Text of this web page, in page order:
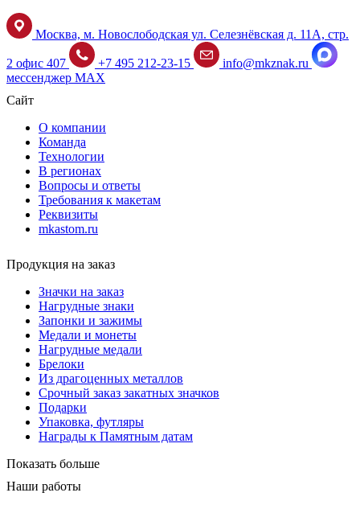
Москва, м. Новослободская ул. Селезнёвская д. 11А, стр.
2 офис 407 +7 495 212-23-15
info@mkznak.ru
мессенджер MAX
Сайт
О компании
Команда
Технологии
В регионах
Вопросы и ответы
Требования к макетам
Реквизиты
mkastom.ru
Продукция на заказ
Значки на заказ
Нагрудные знаки
Запонки и зажимы
Медали и монеты
Нагрудные медали
Брелоки
Из драгоценных металлов
Срочный заказ закатных значков
Подарки
Упаковка, футляры
Награды к Памятным датам
Показать больше
Наши работы